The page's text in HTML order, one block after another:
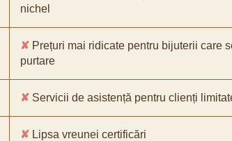
nichel
✘ Prețuri mai ridicate pentru bijuterii care
purtare
✘ Servicii de asistență pentru clienți
✘ Lipsa vreunei certificări